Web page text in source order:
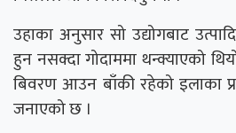
उहाका अनुसार सो उद्योगबाट
हुन नसक्दा गोदाममा थन्क्याएको
बिवरण आउन बाँकी रहेको इलाका
जनाएको छ ।